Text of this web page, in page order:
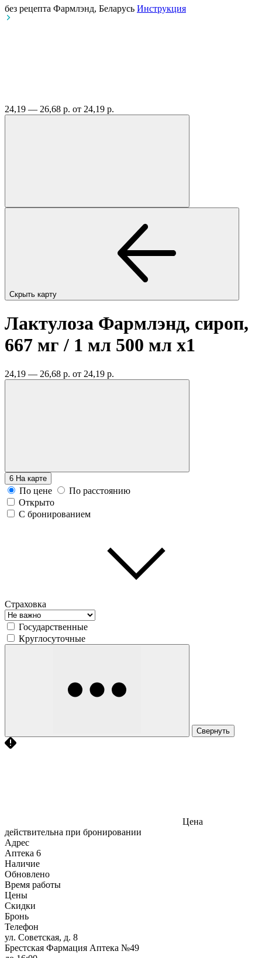
без рецепта Фармлэнд, Беларусь Инструкция
24,19 — 26,68 р. от 24,19 р.
Скрыть карту
Лактулоза Фармлэнд, сироп,
667 мг / 1 мл 500 мл x1
24,19 — 26,68 р. от 24,19 р.
6 На карте
По цене
По расстоянию
Открыто
С бронированием
Страховка
Государственные
Круглосуточные
Свернуть
Цена
действительна при бронировании
Адрес
Аптека 6
Наличие
Обновлено
Время работы
Цены
Скидки
Бронь
Телефон
ул. Советская, д. 8
Брестская Фармация Аптека №49